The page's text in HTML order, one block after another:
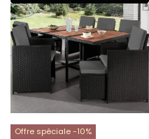
Offre spéciale -10%